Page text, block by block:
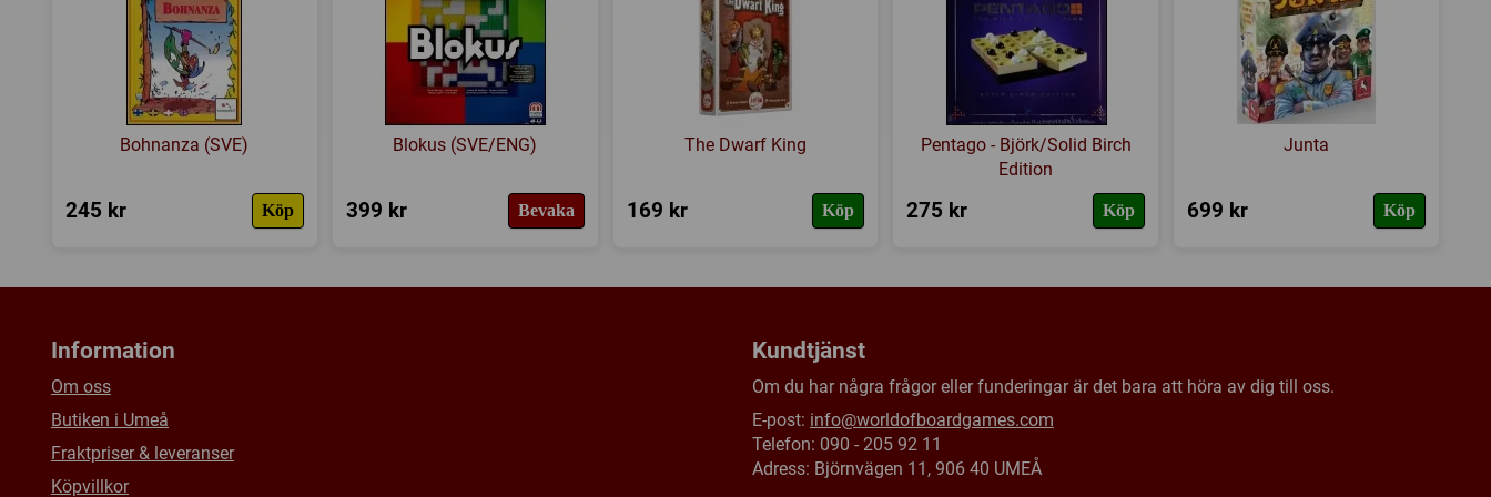
Försälj. rank:
Bohnanza (SVE)
245 kr Köp
Blokus (SVE/ENG)
399 kr Bevaka
The Dwarf King
169 kr Köp
Pentago - Björk/Solid Birch
Edition
275 kr Köp
Junta
699 kr Köp
Information
Om oss
Butiken i Umeå
Fraktpriser & leveranser
Köpvillkor
Kundtjänst
Om du har några frågor eller funderingar är det bara att höra av dig till oss.
E-post: info@worldofboardgames.com
Telefon: 090 - 205 92 11
Adress: Björnvägen 11, 906 40 UMEÅ